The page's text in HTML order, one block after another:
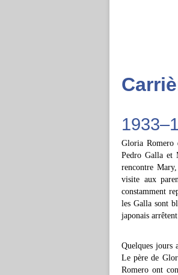
Gloria Romero
Pedro Galla et
rencontre
visite aux
constamment
les Galla sont
japonais
Quelques jours
Le père de
Romero ont